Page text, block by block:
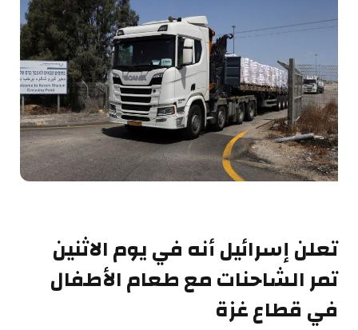
تعلن إسرائيل أنه في يوم الاثنين
تمر الشاحنات مع طعام الأطفال
في قطاع غزة